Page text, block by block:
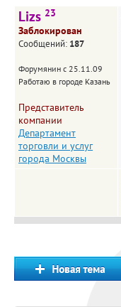
Lizs 23
Заблокирован
Сообщений: 187
Форумянин с 25.11.09
Работаю в городе Казань
Представитель
компании
Департамент
торговли и услуг
города Москвы